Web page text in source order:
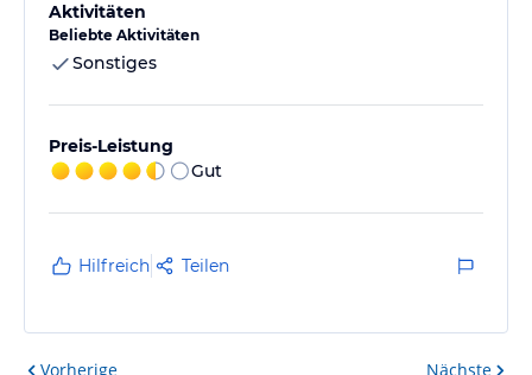
Aktivitäten
Beliebte Aktivitäten
Sonstiges
Preis-Leistung
Gut
Hilfreich Teilen
Vorherige Nächste